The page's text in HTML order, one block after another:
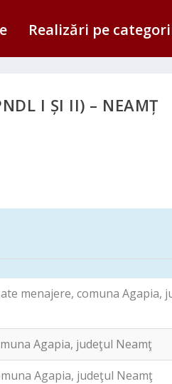
Realizări pe
I ȘI II) – NEAMȚ
menajere, comuna Agapia,
Agapia, judeţul Neamţ
Agapia, judeţul Neamţ